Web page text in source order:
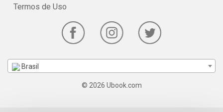
Termos de Uso
Brasil
© 2026 Ubook.com